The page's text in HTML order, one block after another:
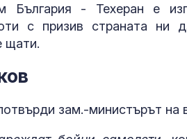
България - Техеран е
с призив страната ни
щати.
зам.-министърът на